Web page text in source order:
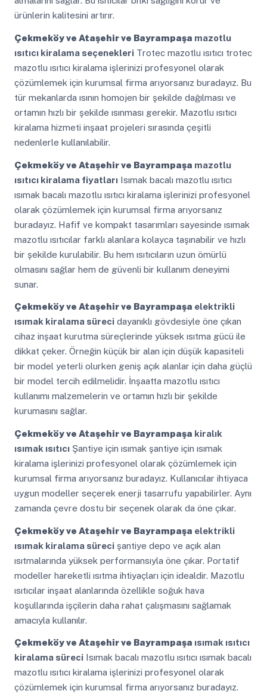
ürünlerin kalitesini artırır.
Çekmeköy ve Ataşehir ve Bayrampaşa mazotlu
ısıtıcı kiralama seçenekleriTrotec mazotlu ısıtıcı trotec
mazotlu ısıtıcı kiralama işlerinizi profesyonel olarak
çözümlemek için kurumsal firma arıyorsanız buradayız. Bu
tür mekanlarda ısının homojen bir şekilde dağılması ve
ortamın hızlı bir şekilde ısınması gerekir. Mazotlu ısıtıcı
kiralama hizmeti inşaat projeleri sırasında çeşitli
nedenlerle kullanılabilir.
Çekmeköy ve Ataşehir ve Bayrampaşa mazotlu
ısıtıcı kiralama fiyatlarıIsımak bacalı mazotlu ısıtıcı
ısımak bacalı mazotlu ısıtıcı kiralama işlerinizi profesyonel
olarak çözümlemek için kurumsal firma arıyorsanız
buradayız. Hafif ve kompakt tasarımları sayesinde ısımak
mazotlu ısıtıcılar farklı alanlara kolayca taşınabilir ve hızlı
bir şekilde kurulabilir. Bu hem ısıtıcıların uzun ömürlü
olmasını sağlar hem de güvenli bir kullanım deneyimi
sunar.
Çekmeköy ve Ataşehir ve Bayrampaşa elektrikli
ısımak kiralama sürecidayanıklı gövdesiyle öne çıkan
cihaz inşaat kurutma süreçlerinde yüksek ısıtma gücü ile
dikkat çeker. Örneğin küçük bir alan için düşük kapasiteli
bir model yeterli olurken geniş açık alanlar için daha güçlü
bir model tercih edilmelidir. İnşaatta mazotlu ısıtıcı
kullanımı malzemelerin ve ortamın hızlı bir şekilde
kurumasını sağlar.
Çekmeköy ve Ataşehir ve Bayrampaşa kiralık
ısımak ısıtıcıŞantiye için ısımak şantiye için ısımak
kiralama işlerinizi profesyonel olarak çözümlemek için
kurumsal firma arıyorsanız buradayız. Kullanıcılar ihtiyaca
uygun modeller seçerek enerji tasarrufu yapabilirler. Aynı
zamanda çevre dostu bir seçenek olarak da öne çıkar.
Çekmeköy ve Ataşehir ve Bayrampaşa elektrikli
ısımak kiralama sürecişantiye depo ve açık alan
ısıtmalarında yüksek performansıyla öne çıkar. Portatif
modeller hareketli ısıtma ihtiyaçları için idealdir. Mazotlu
ısıtıcılar inşaat alanlarında özellikle soğuk hava
koşullarında işçilerin daha rahat çalışmasını sağlamak
amacıyla kullanılır.
Çekmeköy ve Ataşehir ve Bayrampaşa ısımak ısıtıcı
kiralama süreciIsımak bacalı mazotlu ısıtıcı ısımak bacalı
mazotlu ısıtıcı kiralama işlerinizi profesyonel olarak
çözümlemek için kurumsal firma arıyorsanız buradayız.